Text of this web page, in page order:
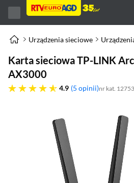
Urządzenia sieciowe
Karta sieciowa TP-LINK
AX3000
4.9
4.9 gwiazdek 5 opinii nr kat.